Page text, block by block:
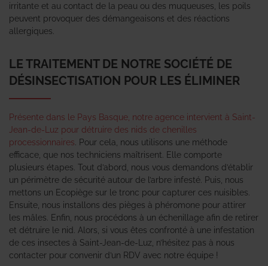
irritante et au contact de la peau ou des muqueuses, les poils
peuvent provoquer des démangeaisons et des réactions
allergiques.
LE TRAITEMENT DE NOTRE SOCIÉTÉ DE
DÉSINSECTISATION POUR LES ÉLIMINER
Présente dans le Pays Basque, notre agence intervient à Saint-
Jean-de-Luz pour détruire des nids de chenilles
processionnaires . Pour cela, nous utilisons une méthode
efficace, que nos techniciens maîtrisent. Elle comporte
plusieurs étapes. Tout d’abord, nous vous demandons d’établir
un périmètre de sécurité autour de l’arbre infesté. Puis, nous
mettons un Ecopiège sur le tronc pour capturer ces nuisibles.
Ensuite, nous installons des pièges à phéromone pour attirer
les mâles. Enfin, nous procédons à un échenillage afin de retirer
et détruire le nid. Alors, si vous êtes confronté à une infestation
de ces insectes à Saint-Jean-de-Luz, n’hésitez pas à nous
contacter pour convenir d’un RDV avec notre équipe !